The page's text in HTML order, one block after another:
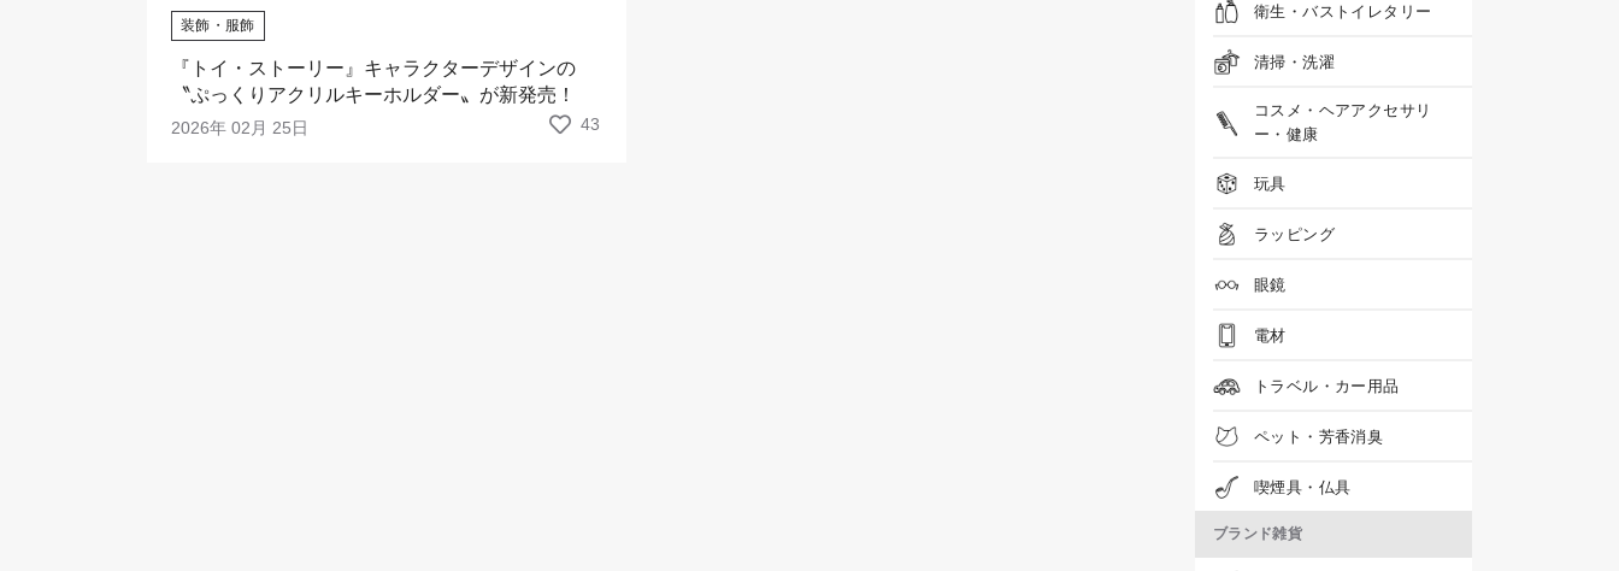
装飾・服飾
『トイ・ストーリー』キャラクターデザインの
〝ぷっくりアクリルキーホルダー〟が新発売！
2026年 02月 25日 43
衛生・バストイレタリー
清掃・洗濯
コスメ・ヘアアクセサリ
ー・健康
玩具
ラッピング
眼鏡
電材
トラベル・カー用品
ペット・芳香消臭
喫煙具・仏具
ブランド雑貨